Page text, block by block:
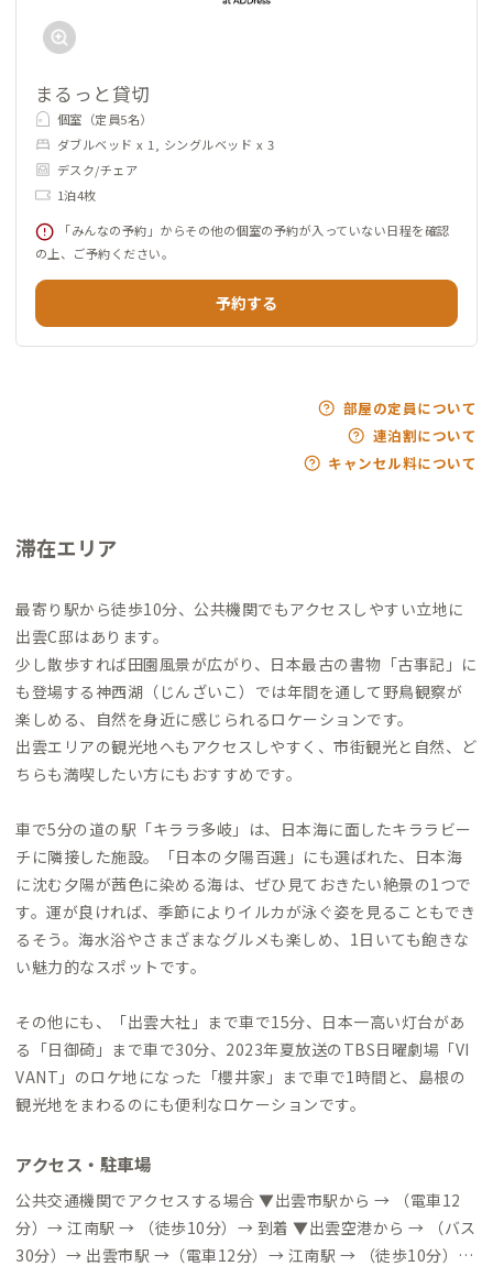
まるっと貸切
個室（定員5名）
ダブルベッド x 1, シングルベッド x 3
デスク/チェア
1泊4枚
「みんなの予約」からその他の個室の予約が入っていない日程を確認
の上、ご予約ください。
予約する
部屋の定員について
連泊割について
キャンセル料について
滞在エリア
最寄り駅から徒歩10分、公共機関でもアクセスしやすい立地に
出雲C邸はあります。
少し散歩すれば田園風景が広がり、日本最古の書物「古事記」に
も登場する神西湖（じんざいこ）では年間を通して野鳥観察が
楽しめる、自然を身近に感じられるロケーションです。
出雲エリアの観光地へもアクセスしやすく、市街観光と自然、ど
ちらも満喫したい方にもおすすめです。
車で5分の道の駅「キララ多岐」は、日本海に面したキララビー
チに隣接した施設。「日本の夕陽百選」にも選ばれた、日本海
に沈む夕陽が茜色に染める海は、ぜひ見ておきたい絶景の1つで
す。運が良ければ、季節によりイルカが泳ぐ姿を見ることもでき
るそう。海水浴やさまざまなグルメも楽しめ、1日いても飽きな
い魅力的なスポットです。
その他にも、「出雲大社」まで車で15分、日本一高い灯台があ
る「日御碕」まで車で30分、2023年夏放送のTBS日曜劇場「VI
VANT」のロケ地になった「櫻井家」まで車で1時間と、島根の
観光地をまわるのにも便利なロケーションです。
アクセス・駐車場
公共交通機関でアクセスする場合 ▼出雲市駅から → （電車12
分）→ 江南駅 → （徒歩10分）→ 到着 ▼出雲空港から → （バス
30分）→ 出雲市駅 →（電車12分）→ 江南駅 → （徒歩10分）→